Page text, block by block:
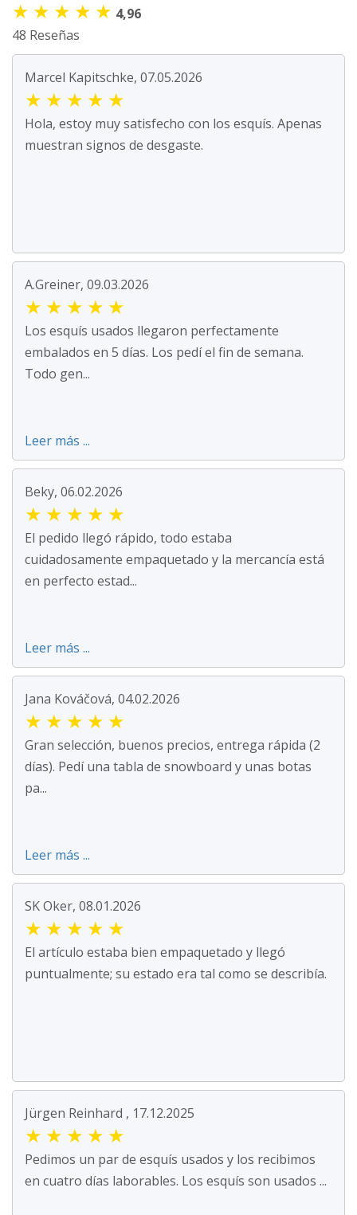
★ ★ ★ ★ ★ 4,96
48 Reseñas
Marcel Kapitschke, 07.05.2026
★ ★ ★ ★ ★
Hola, estoy muy satisfecho con los esquís. Apenas
muestran signos de desgaste.
A.Greiner, 09.03.2026
★ ★ ★ ★ ★
Los esquís usados llegaron perfectamente
embalados en 5 días. Los pedí el fin de semana.
Todo gen...
Leer más ...
Beky, 06.02.2026
★ ★ ★ ★ ★
El pedido llegó rápido, todo estaba
cuidadosamente empaquetado y la mercancía está
en perfecto estad...
Leer más ...
Jana Kováčová, 04.02.2026
★ ★ ★ ★ ★
Gran selección, buenos precios, entrega rápida (2
días). Pedí una tabla de snowboard y unas botas
pa...
Leer más ...
SK Oker, 08.01.2026
★ ★ ★ ★ ★
El artículo estaba bien empaquetado y llegó
puntualmente; su estado era tal como se describía.
Jürgen Reinhard , 17.12.2025
★ ★ ★ ★ ★
Pedimos un par de esquís usados y los recibimos
en cuatro días laborables. Los esquís son usados ...